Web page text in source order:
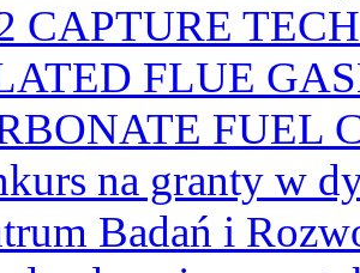
CAPTURE
FLUE
FUEL
na granty w
Badań i